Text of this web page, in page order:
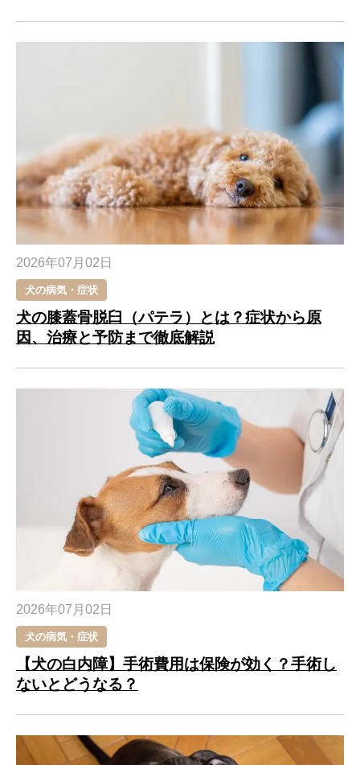
2026年07月02日
犬の病気・症状
犬の膝蓋骨脱臼（パテラ）とは？症状から原
因、治療と予防まで徹底解説
2026年07月02日
犬の病気・症状
【犬の白内障】手術費用は保険が効く？手術し
ないとどうなる？